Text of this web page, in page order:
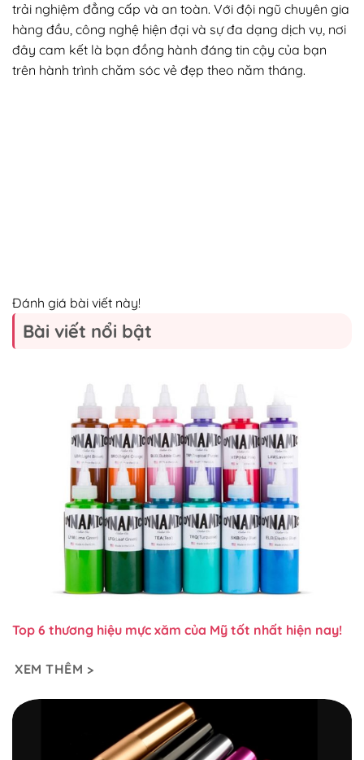
trải nghiệm đẳng cấp và an toàn. Với đội ngũ chuyên gia
hàng đầu, công nghệ hiện đại và sự đa dạng dịch vụ, nơi
đây cam kết là bạn đồng hành đáng tin cậy của bạn
trên hành trình chăm sóc vẻ đẹp theo năm tháng.
Đánh giá bài viết này!
Bài viết nổi bật
Top 6 thương hiệu mực xăm của Mỹ tốt nhất hiện nay!
XEM THÊM >